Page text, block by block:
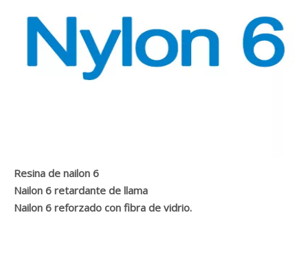
Resina de nailon 6
Nailon 6 retardante de llama
Nailon 6 reforzado con fibra de vidrio.